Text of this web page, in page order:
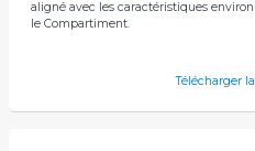
aligné avec les caractéristiques
le Compartiment.
Télécharger